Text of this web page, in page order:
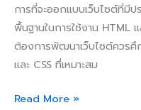
การที่จะออกแบบเว็บไซต์ที่มีป
พื้นฐานในการใช้งาน HTML
ต้องการพัฒนาเว็บไซต์ควรศึ
และ CSS ที่เหมาะสม
Read More »